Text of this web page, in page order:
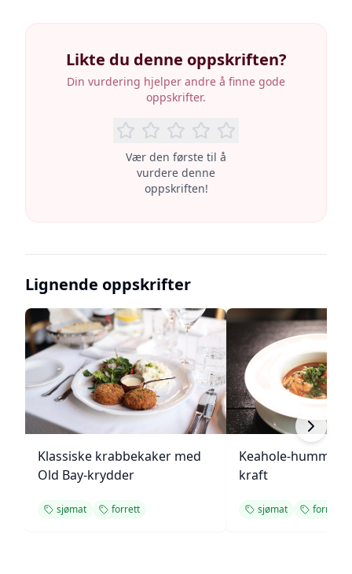
Likte du denne oppskriften?
Din vurdering hjelper andre å finne gode
oppskrifter.
Vær den første til å
vurdere denne
oppskriften!
Lignende oppskrifter
Klassiske krabbekaker med
Old Bay-krydder
sjømat forrett
Keahole-hummer
kraft
sjømat forrett